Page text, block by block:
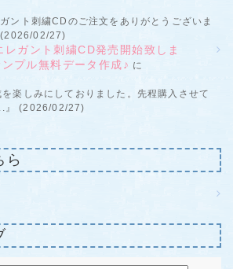
ント刺繍CDのご注文をありがとうございま
02/27)
ガント刺繍CD発売開始致しま
プル無料データ作成♪ に
楽しみにしておりました。先程購入させて
』 (2026/02/27)
ら